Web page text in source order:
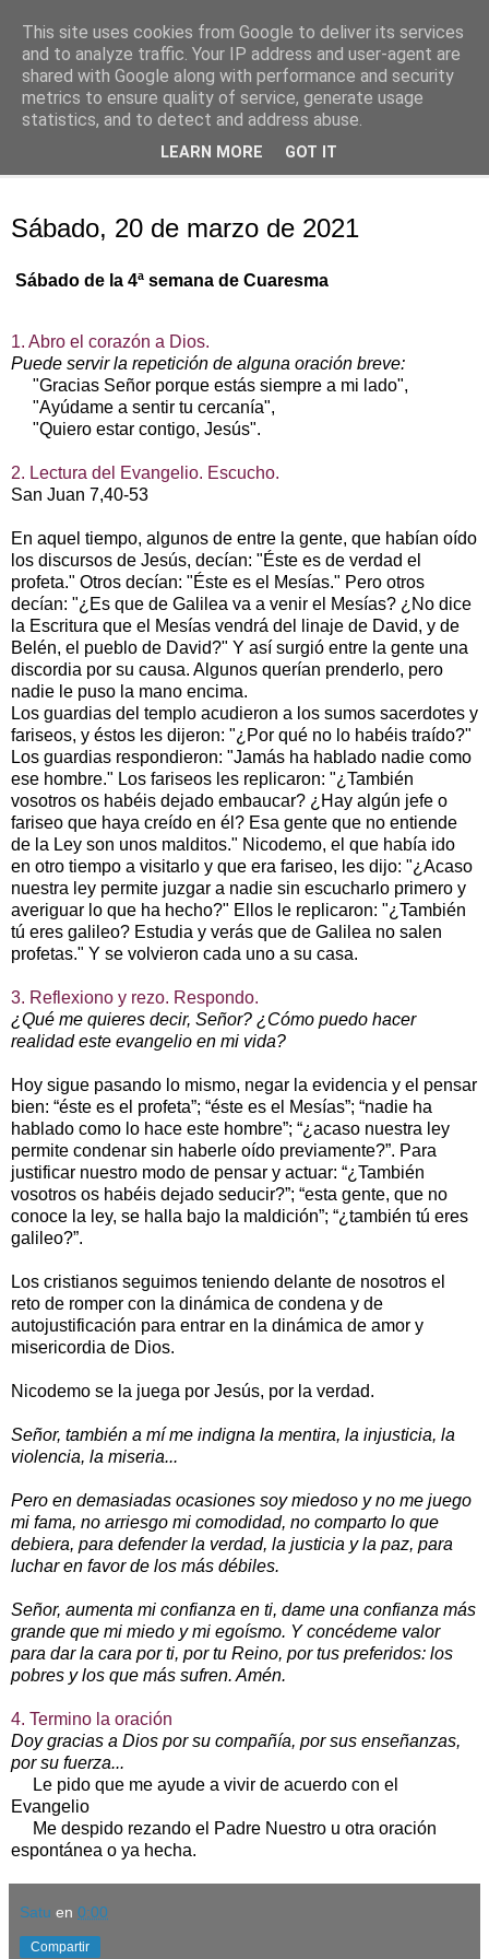
Oración personal
con el Evangelio de cada día
Sábado, 20 de marzo de 2021
Sábado de la 4ª semana de Cuaresma
1. Abro el corazón a Dios.
Puede servir la repetición de alguna oración breve:
"Gracias Señor porque estás siempre a mi lado",
"Ayúdame a sentir tu cercanía",
"Quiero estar contigo, Jesús".
2. Lectura del Evangelio. Escucho.
San Juan 7,40-53
En aquel tiempo, algunos de entre la gente, que habían oído
los discursos de Jesús, decían: "Éste es de verdad el
profeta." Otros decían: "Éste es el Mesías." Pero otros
decían: "¿Es que de Galilea va a venir el Mesías? ¿No dice
la Escritura que el Mesías vendrá del linaje de David, y de
Belén, el pueblo de David?" Y así surgió entre la gente una
discordia por su causa. Algunos querían prenderlo, pero
nadie le puso la mano encima.
Los guardias del templo acudieron a los sumos sacerdotes y
fariseos, y éstos les dijeron: "¿Por qué no lo habéis traído?"
Los guardias respondieron: "Jamás ha hablado nadie como
ese hombre." Los fariseos les replicaron: "¿También
vosotros os habéis dejado embaucar? ¿Hay algún jefe o
fariseo que haya creído en él? Esa gente que no entiende
de la Ley son unos malditos." Nicodemo, el que había ido
en otro tiempo a visitarlo y que era fariseo, les dijo: "¿Acaso
nuestra ley permite juzgar a nadie sin escucharlo primero y
averiguar lo que ha hecho?" Ellos le replicaron: "¿También
tú eres galileo? Estudia y verás que de Galilea no salen
profetas." Y se volvieron cada uno a su casa.
3. Reflexiono y rezo. Respondo.
¿Qué me quieres decir, Señor? ¿Cómo puedo hacer
realidad este evangelio en mi vida?
Hoy sigue pasando lo mismo, negar la evidencia y el pensar
bien: “éste es el profeta”; “éste es el Mesías”; “nadie ha
hablado como lo hace este hombre”; “¿acaso nuestra ley
permite condenar sin haberle oído previamente?”. Para
justificar nuestro modo de pensar y actuar: “¿También
vosotros os habéis dejado seducir?”; “esta gente, que no
conoce la ley, se halla bajo la maldición”; “¿también tú eres
galileo?”.
Los cristianos seguimos teniendo delante de nosotros el
reto de romper con la dinámica de condena y de
autojustificación para entrar en la dinámica de amor y
misericordia de Dios.
Nicodemo se la juega por Jesús, por la verdad.
Señor, también a mí me indigna la mentira, la injusticia, la
violencia, la miseria...
Pero en demasiadas ocasiones soy miedoso y no me juego
mi fama, no arriesgo mi comodidad, no comparto lo que
debiera, para defender la verdad, la justicia y la paz, para
luchar en favor de los más débiles.
Señor, aumenta mi confianza en ti, dame una confianza más
grande que mi miedo y mi egoísmo. Y concédeme valor
para dar la cara por ti, por tu Reino, por tus preferidos: los
pobres y los que más sufren. Amén.
4. Termino la oración
Doy gracias a Dios por su compañía, por sus enseñanzas,
por su fuerza...
Le pido que me ayude a vivir de acuerdo con el
Evangelio
Me despido rezando el Padre Nuestro u otra oración
espontánea o ya hecha.
Satu en 0:00
Compartir
This site uses cookies from Google to deliver its services
and to analyze traffic. Your IP address and user-agent are
shared with Google along with performance and security
metrics to ensure quality of service, generate usage
statistics, and to detect and address abuse.
LEARN MORE GOT IT